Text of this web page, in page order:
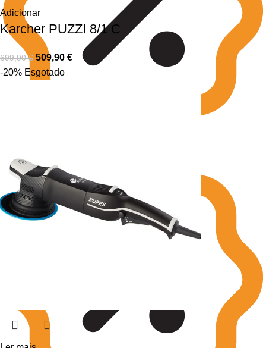
Adicionar
Karcher PUZZI 8/1 C
699,90€ 509,90 €
-20% Esgotado